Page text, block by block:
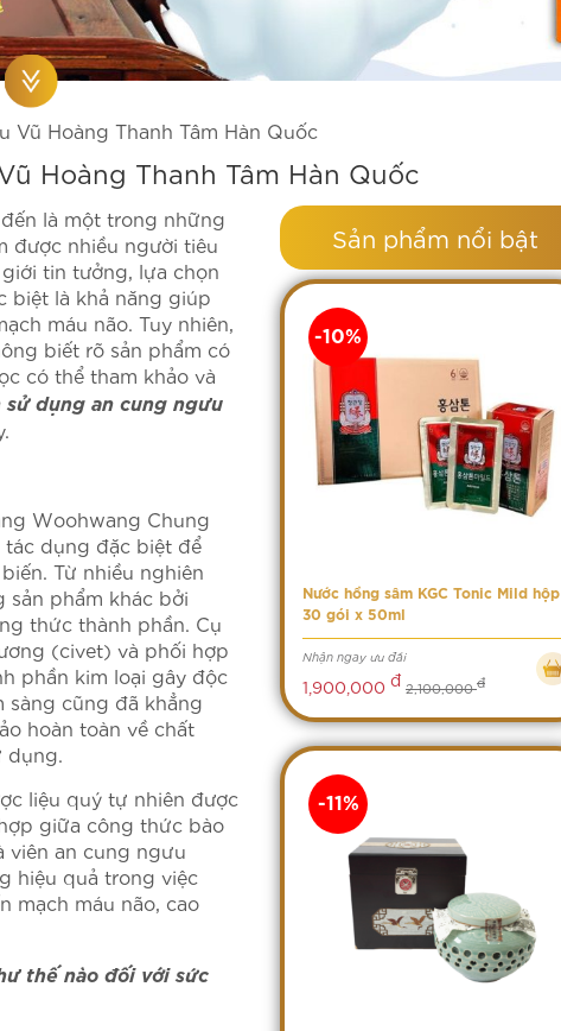
Hoàng Thanh Tâm Hàn Quốc
Hoàng Thanh Tâm Hàn Quốc
là một trong những
được nhiều người tiêu
tin tưởng, lựa chọn
biệt là khả năng giúp
máu não. Tuy nhiên,
biết rõ sản phẩm có
có thể tham khảo và
sử dụng an cung ngưu
Woohwang Chung
tác dụng đặc biệt để
Từ nhiều nghiên
phẩm khác bởi
thức thành phần. Cụ
(civet) và phối hợp
phần kim loại gây độc
sàng cũng đã khẳng
hoàn toàn về chất
dụng.
liệu quý tự nhiên được
giữa công thức bào
viên an cung ngưu
hiệu quả trong việc
mạch máu não, cao
thế nào đối với sức
Sản phẩm nổi bật
Nước hồng sâm KGC Tonic Mild hộp
30 gói x 50ml
Nhận ngay ưu đãi
1,900,000 đ 2,100,000đ
-10%
-11%